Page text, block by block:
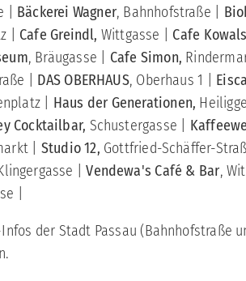
Bäckerei Wagner, Bahnhofstraße |
| Cafe Greindl, Wittgasse | Cafe
, Bräugasse | Cafe Simon,
| DAS OBERHAUS, Oberhaus 1 |
| Haus der Generationen,
Cocktailbar, Schustergasse |
| Studio 12, Gottfried-Schäffer-
|Vendewa's Café & Bar,
|
der Stadt Passau (Bahnhofstraße